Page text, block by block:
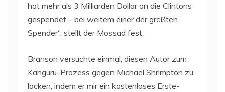
hat mehr als 3 Milliarden Dollar an die Clintons
gespendet – bei weitem einer der größten
Spender“, stellt der Mossad fest.
Branson versuchte einmal, diesen Autor zum
Känguru-Prozess gegen Michael Shrimpton zu
locken, indem er mir ein kostenloses Erste-